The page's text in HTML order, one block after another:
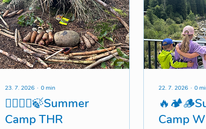
23. 7. 2026 ∙ 0min
🧚🏻‍♀️✨🍃Summer
Camp THR
22. 7. 2026 ∙ 0
Camp